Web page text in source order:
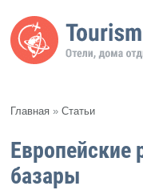
Главная »Статьи
Европейские
базары